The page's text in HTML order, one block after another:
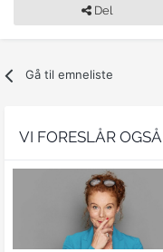
Del
Gå til emneliste
VI FORESLÅR OGSÅ